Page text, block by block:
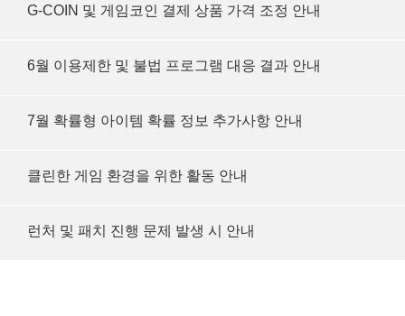
G-COIN 및 게임코인 결제 상품 가격 조정 안내
6월 이용제한 및 불법 프로그램 대응 결과 안내
7월 확률형 아이템 확률 정보 추가사항 안내
클린한 게임 환경을 위한 활동 안내
런처 및 패치 진행 문제 발생 시 안내